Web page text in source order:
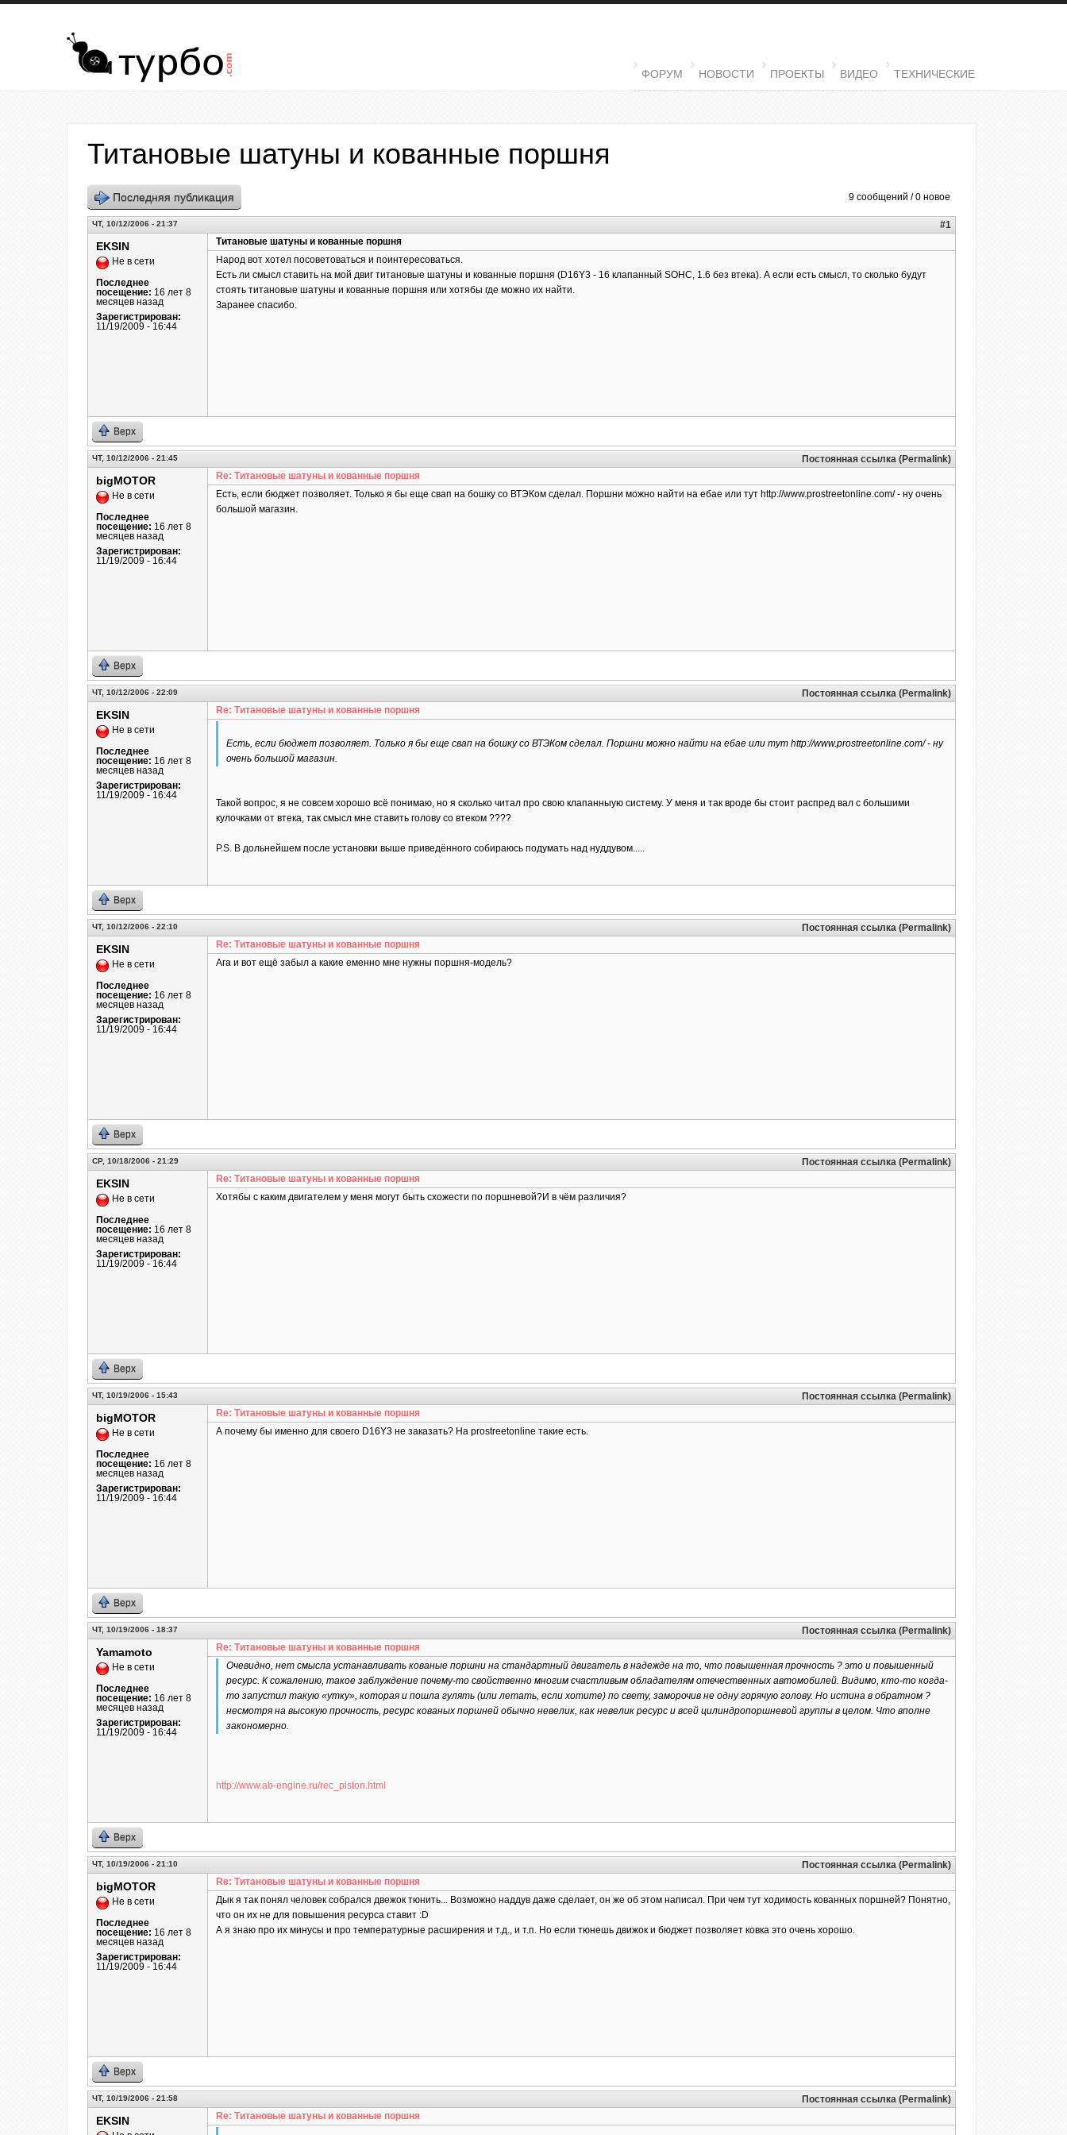
Перейти к основному содержанию
MAIN MENU
ФОРУМ НОВОСТИ ПРОЕКТЫ ВИДЕО ТЕХНИЧЕСКИЕ
Титановые шатуны и кованные поршня
9 сообщений / 0 новое
Последняя публикация
ЧТ, 10/12/2006 - 21:37 #1
EKSIN
Не в сети
Последнее
посещение: 16 лет 8
месяцев назад
Зарегистрирован:
11/19/2009 - 16:44
Титановые шатуны и кованные поршня
Народ вот хотел посоветоваться и поинтересоваться.
Есть ли смысл ставить на мой двиг титановые шатуны и кованные поршня (D16Y3 - 16 клапанный SOHC, 1.6 без втека). А если есть смысл, то сколько будут
стоять титановые шатуны и кованные поршня или хотябы где можно их найти.
Заранее спасибо.
Верх
ЧТ, 10/12/2006 - 21:45 Постоянная ссылка (Permalink)
bigMOTOR
Не в сети
Последнее
посещение: 16 лет 8
месяцев назад
Зарегистрирован:
11/19/2009 - 16:44
Re: Титановые шатуны и кованные поршня
Есть, если бюджет позволяет. Только я бы еще свап на бошку со ВТЭКом сделал. Поршни можно найти на ебае или тут http://www.prostreetonline.com/ - ну очень
большой магазин.
Верх
ЧТ, 10/12/2006 - 22:09 Постоянная ссылка (Permalink)
EKSIN
Не в сети
Последнее
посещение: 16 лет 8
месяцев назад
Зарегистрирован:
11/19/2009 - 16:44
Re: Титановые шатуны и кованные поршня
Есть, если бюджет позволяет. Только я бы еще свап на бошку со ВТЭКом сделал. Поршни можно найти на ебае или тут http://www.prostreetonline.com/ - ну
очень большой магазин.
Такой вопрос, я не совсем хорошо всё понимаю, но я сколько читал про свою клапанныую систему. У меня и так вроде бы стоит распред вал с большими
кулочками от втека, так смысл мне ставить голову со втеком ????
P.S. В дольнейшем после установки выше приведённого собираюсь подумать над нуддувом.....
Верх
ЧТ, 10/12/2006 - 22:10 Постоянная ссылка (Permalink)
EKSIN
Не в сети
Последнее
посещение: 16 лет 8
месяцев назад
Зарегистрирован:
11/19/2009 - 16:44
Re: Титановые шатуны и кованные поршня
Ага и вот ещё забыл а какие еменно мне нужны поршня-модель?
Верх
СР, 10/18/2006 - 21:29 Постоянная ссылка (Permalink)
EKSIN
Не в сети
Последнее
посещение: 16 лет 8
месяцев назад
Зарегистрирован:
11/19/2009 - 16:44
Re: Титановые шатуны и кованные поршня
Хотябы с каким двигателем у меня могут быть схожести по поршневой?И в чём различия?
Верх
ЧТ, 10/19/2006 - 15:43 Постоянная ссылка (Permalink)
bigMOTOR
Не в сети
Последнее
посещение: 16 лет 8
месяцев назад
Зарегистрирован:
11/19/2009 - 16:44
Re: Титановые шатуны и кованные поршня
А почему бы именно для своего D16Y3 не заказать? На prostreetonline такие есть.
Верх
ЧТ, 10/19/2006 - 18:37 Постоянная ссылка (Permalink)
Yamamoto
Не в сети
Последнее
посещение: 16 лет 8
месяцев назад
Зарегистрирован:
11/19/2009 - 16:44
Re: Титановые шатуны и кованные поршня
Очевидно, нет смысла устанавливать кованые поршни на стандартный двигатель в надежде на то, что повышенная прочность ? это и повышенный
ресурс. К сожалению, такое заблуждение почему-то свойственно многим счастливым обладателям отечественных автомобилей. Видимо, кто-то когда-
то запустил такую «утку», которая и пошла гулять (или летать, если хотите) по свету, заморочив не одну горячую голову. Но истина в обратном ?
несмотря на высокую прочность, ресурс кованых поршней обычно невелик, как невелик ресурс и всей цилиндропоршневой группы в целом. Что вполне
закономерно.
http://www.ab-engine.ru/rec_piston.html
Верх
ЧТ, 10/19/2006 - 21:10 Постоянная ссылка (Permalink)
bigMOTOR
Не в сети
Последнее
посещение: 16 лет 8
месяцев назад
Зарегистрирован:
11/19/2009 - 16:44
Re: Титановые шатуны и кованные поршня
Дык я так понял человек собрался двежок тюнить... Возможно наддув даже сделает, он же об этом написал. При чем тут ходимость кованных поршней? Понятно,
что он их не для повышения ресурса ставит :D
А я знаю про их минусы и про температурные расширения и т.д., и т.п. Но если тюнешь движок и бюджет позволяет ковка это очень хорошо.
Верх
ЧТ, 10/19/2006 - 21:58 Постоянная ссылка (Permalink)
EKSIN Re: Титановые шатуны и кованные поршня